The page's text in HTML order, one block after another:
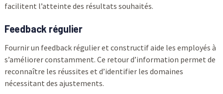
facilitent l’atteinte des résultats souhaités.
Feedback régulier
Fournir un feedback régulier et constructif aide les employés à
s’améliorer constamment. Ce retour d’information permet de
reconnaître les réussites et d’identifier les domaines
nécessitant des ajustements.